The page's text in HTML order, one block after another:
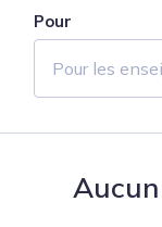
Pour
Pour les